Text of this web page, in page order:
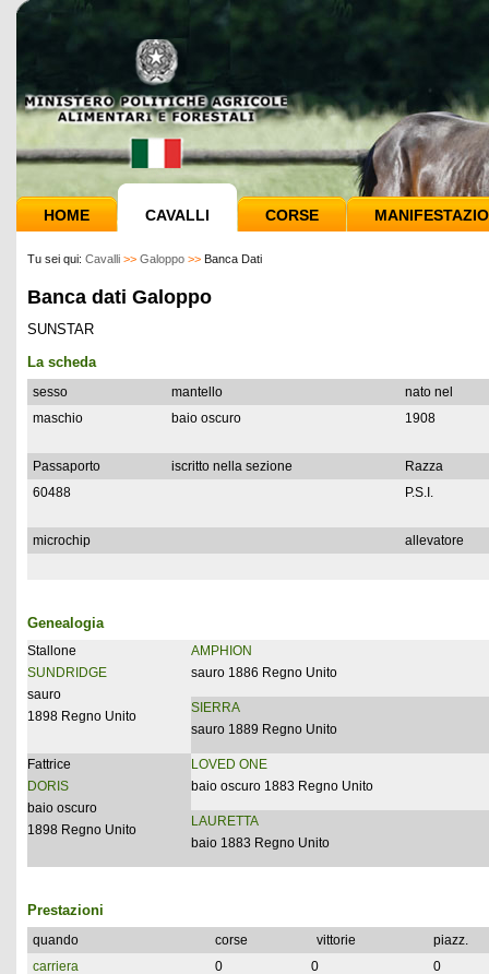
HOME CAVALLI CORSE
Tu sei qui: Cavalli >> Galoppo >> Banca Dati
Banca dati Galoppo
SUNSTAR
La scheda
sesso mantello
nato nel
maschio
baio oscuro 1908
Passaporto iscritto nella sezione
Razza
60488
P.S.I.
microchip allevatore
Genealogia
Stallone
SUNDRIDGE
sauro
1898 Regno Unito
AMPHION
sauro 1886 Regno Unito
SIERRA
sauro 1889 Regno Unito
Fattrice
DORIS
baio oscuro
1898 Regno Unito
LOVED ONE
baio oscuro 1883 Regno Unito
LAURETTA
baio 1883 Regno Unito
Prestazioni
quando corse vittorie
piazz.
carriera
0 0
0